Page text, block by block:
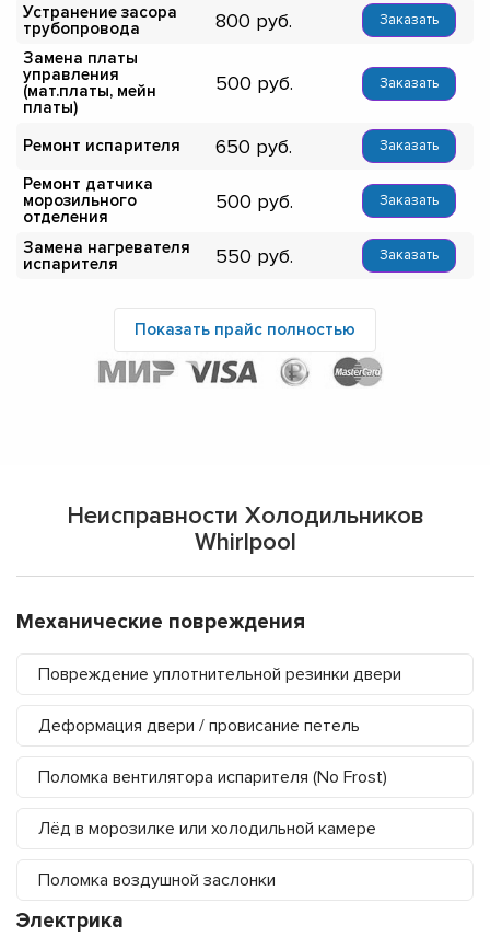
Устранение засора
трубопровода
800 Заказать
Замена платы
управления
(мат.платы, мейн
платы)
500 Заказать
Ремонт испарителя 650 Заказать
Ремонт датчика
морозильного
отделения
500 Заказать
Замена нагревателя
испарителя
550 Заказать
Показать прайс полностью
Неисправности Холодильников
Whirlpool
Механические повреждения
Повреждение уплотнительной резинки двери
Деформация двери / провисание петель
Поломка вентилятора испарителя (No Frost)
Лёд в морозилке или холодильной камере
Поломка воздушной заслонки
Электрика